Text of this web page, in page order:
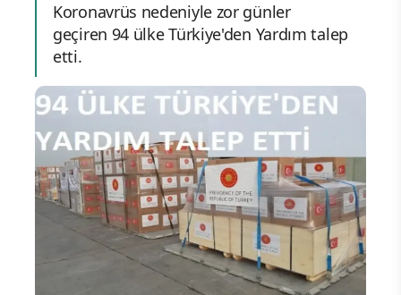
Koronavrüs nedeniyle zor günler
geçiren 94 ülke Türkiye'den Yardım talep
etti.